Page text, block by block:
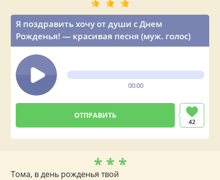
Я поздравить хочу от души с Днем
Рожденья! — красивая песня (муж. голос)
00:00
42
* * *
Тома, в день рожденья твой